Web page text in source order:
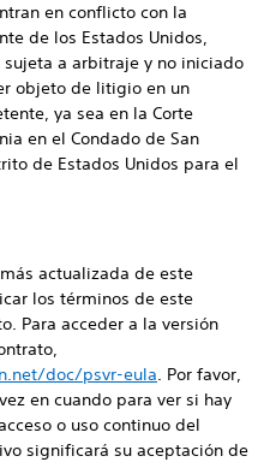
en conflicto con la
de los Estados Unidos,
a arbitraje y no iniciado
objeto de litigio en un
ya sea en la Corte
en el Condado de San
de Estados Unidos para el
actualizada de este
los términos de este
Para acceder a la versión
doc/psvr-eula. Por favor,
en cuando para ver si hay
o uso continuo del
significará su aceptación de